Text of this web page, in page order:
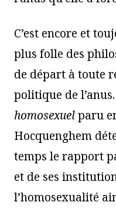
C’est encore et
plus folle des
de départ à toute
politique de
homosexuelparu
Hocquenghem
temps le rapport
et de ses
l’homosexualité